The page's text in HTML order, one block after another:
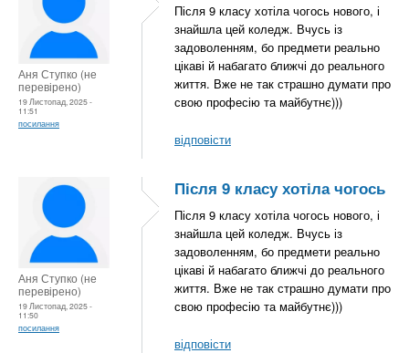
Аня Ступко (не
перевірено)
19 Листопад, 2025 -
11:51
посилання
Після 9 класу хотіла чогось нового, і
знайшла цей коледж. Вчусь із
задоволенням, бо предмети реально
цікаві й набагато ближчі до реального
життя. Вже не так страшно думати про
свою професію та майбутнє)))
відповісти
Аня Ступко (не
перевірено)
19 Листопад, 2025 -
11:50
посилання
Після 9 класу хотіла чогось
Після 9 класу хотіла чогось нового, і
знайшла цей коледж. Вчусь із
задоволенням, бо предмети реально
цікаві й набагато ближчі до реального
життя. Вже не так страшно думати про
свою професію та майбутнє)))
відповісти